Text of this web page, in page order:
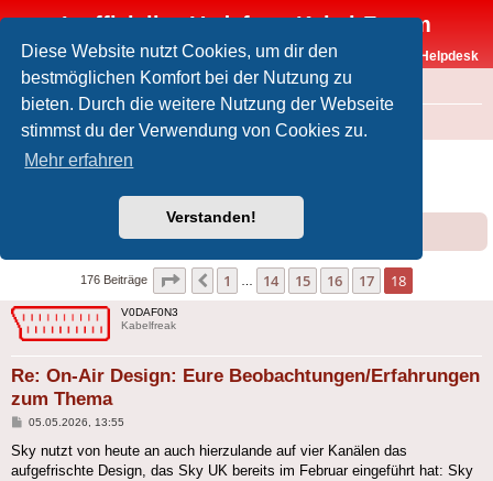
Diese Website nutzt Cookies, um dir den
bestmöglichen Komfort bei der Nutzung zu
bieten. Durch die weitere Nutzung der Webseite
stimmst du der Verwendung von Cookies zu.
Mehr erfahren
Verstanden!
Inoffizielles Vodafone-Kabel-Forum
Vodafone-Kabel-Helpdesk
FAQ
Foren-Übersicht Offtopic
On-Air Design: Eure
176 Beiträge Seite 18 von 18
Vorherige
1 14 15 16 17 18
V0DAF0N3
Kabelfreak
Re: On-Air Design: Eure Beobachtungen/Erfahrungen
zum Thema
Beitrag
05.05.2026, 13:55
Sky nutzt von heute an auch hierzulande auf vier Kanälen das
aufgefrischte Design, das Sky UK bereits im Februar eingeführt hat: Sky